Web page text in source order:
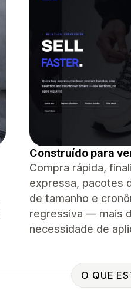
Construído para
Compra rápida,
expressa, pacotes
de tamanho e
regressiva — mais
necessidade de
O QUE